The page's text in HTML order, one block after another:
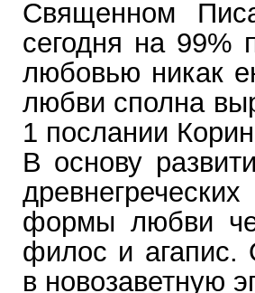
Священном
сегодня на 99%
любовью никак
любви сполна
1 послании
В основу
формы любви
филос и агапис.
в новозаветную